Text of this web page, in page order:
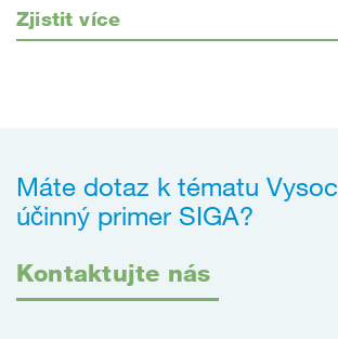
Zjistit více
Máte dotaz k tématu
účinný primer SIGA?
Kontaktujte nás